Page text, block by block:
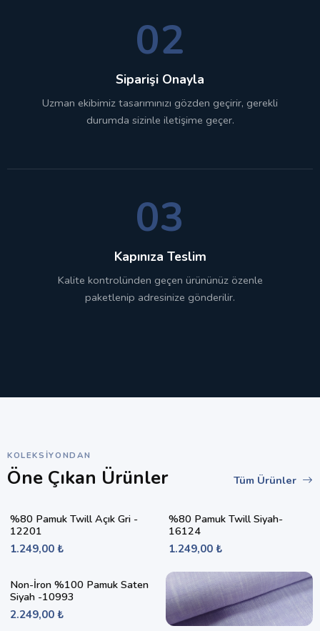
02
Siparişi Onayla
Uzman ekibimiz tasarımınızı gözden geçirir, gerekli
durumda sizinle iletişime geçer.
03
Kapınıza Teslim
Kalite kontrolünden geçen ürününüz özenle
paketlenip adresinize gönderilir.
KOLEKSIYONDAN
Öne Çıkan Ürünler Tüm Ürünler
%80 Pamuk Twill Açık Gri -
12201
1.249,00 ₺
%80 Pamuk Twill Siyah-
16124
1.249,00 ₺
Non-İron %100 Pamuk Saten
Siyah -10993
2.249,00 ₺